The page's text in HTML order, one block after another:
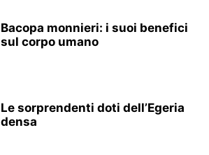
Bacopa monnieri: i suoi benefici
sul corpo umano
Le sorprendenti doti dell’Egeria
densa